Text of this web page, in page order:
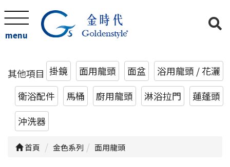
menu
其他項目 掛鏡 面用龍頭 面盆
浴用龍頭 / 花灑
衛浴配件
馬桶 廚用龍頭 淋浴拉門
蓮蓬頭
沖洗器
首頁 金色系列 面用龍頭